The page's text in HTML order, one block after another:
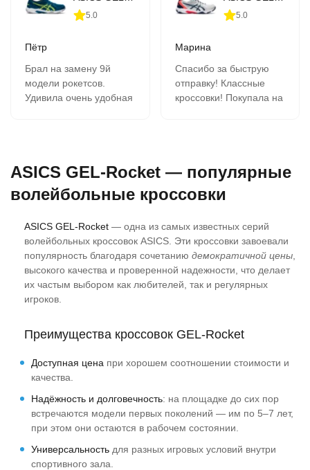
5.0
Пётр
Брал на замену 9й
модели рокетсов.
Удивила очень удобная
5.0
Марина
Спасибо за быструю
отправку! Классные
кроссовки! Покупала на
нравится!
ASICS GEL-Rocket — популярные
волейбольные кроссовки
ASICS GEL-Rocket — одна из самых известных серий
волейбольных кроссовок ASICS. Эти кроссовки завоевали
популярность благодаря сочетанию демократичной цены
высокого качества и проверенной надежности, что делает
их частым выбором как любителей, так и регулярных
игроков.
Преимущества кроссовок GEL-Rocket
Доступная цена при хорошем соотношении стоимости и
качества.
Надёжность и долговечность: на площадке до сих пор
встречаются модели первых поколений — им по 5–7 лет,
при этом они остаются в рабочем состоянии.
Универсальность для разных игровых условий внутри
спортивного зала.